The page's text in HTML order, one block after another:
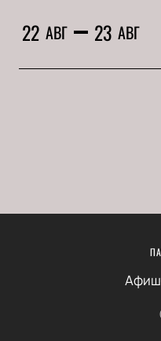
22 АВГ 23 АВГ